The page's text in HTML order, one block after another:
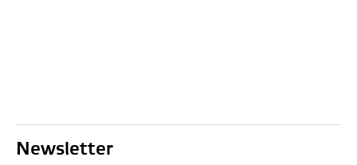
Newsletter